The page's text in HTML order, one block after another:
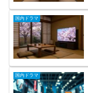
国内ドラマ
国内ドラマ